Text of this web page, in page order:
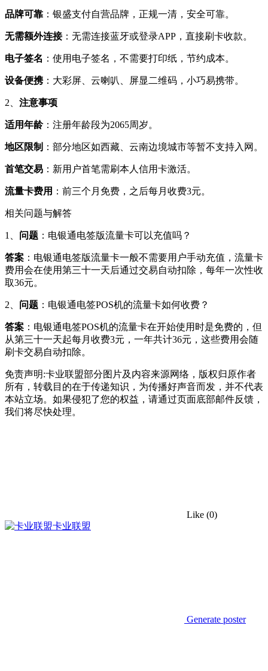
品牌可靠 ：银盛支付自营品牌，正规一清，安全可靠。
无需额外连接：无需连接蓝牙或登录APP，直接刷卡收款。
电子签名 ：使用电子签名，不需要打印纸，节约成本。
设备便携：大彩屏、云喇叭、屏显二维码，小巧易携带。
2、 注意事项
适用年龄：注册年龄段为2065周岁。
地区限制 ：部分地区如西藏、云南边境城市等暂不支持入网。
首笔交易 ：新用户首笔需刷本人信用卡激活。
流量卡费用 ：前三个月免费，之后每月收费3元。
相关问题与解答
1、 问题 ：电银通电签版流量卡可以充值吗？
答案 ：电银通电签版流量卡一般不需要用户手动充值，流量卡
费用会在使用第三十一天后通过交易自动扣除，每年一次性收
取36元。
2、 问题 ：电银通电签POS机的流量卡如何收费？
答案 ：电银通电签POS机的流量卡在开始使用时是免费的，但
从第三十一天起每月收费3元，一年共计36元，这些费用会随
刷卡交易自动扣除。
免责声明:卡业联盟部分图片及内容来源网络，版权归原作者
所有，转载目的在于传递知识，为传播好声音而发，并不代表
本站立场。如果侵犯了您的权益，请通过页面底部邮件反馈，
我们将尽快处理。
Like (0)
卡业联盟
Generate poster